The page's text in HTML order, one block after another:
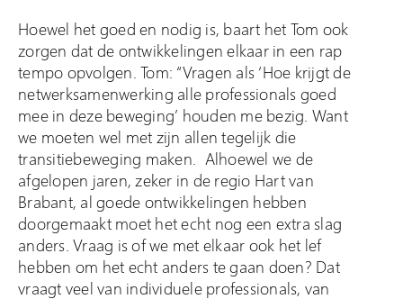
Hoewel het goed en nodig is, baart het Tom ook
zorgen dat de ontwikkelingen elkaar in een rap
tempo opvolgen. Tom: “Vragen als ‘Hoe krijgt de
netwerksamenwerking alle professionals goed
mee in deze beweging’ houden me bezig. Want
we moeten wel met zijn allen tegelijk die
transitiebeweging maken. Alhoewel we de
afgelopen jaren, zeker in de regio Hart van
Brabant, al goede ontwikkelingen hebben
doorgemaakt moet het echt nog een extra slag
anders. Vraag is of we met elkaar ook het lef
hebben om het echt anders te gaan doen? Dat
vraagt veel van individuele professionals, van